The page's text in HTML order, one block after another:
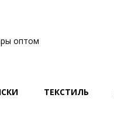
оптом
ТЕКСТИЛЬ